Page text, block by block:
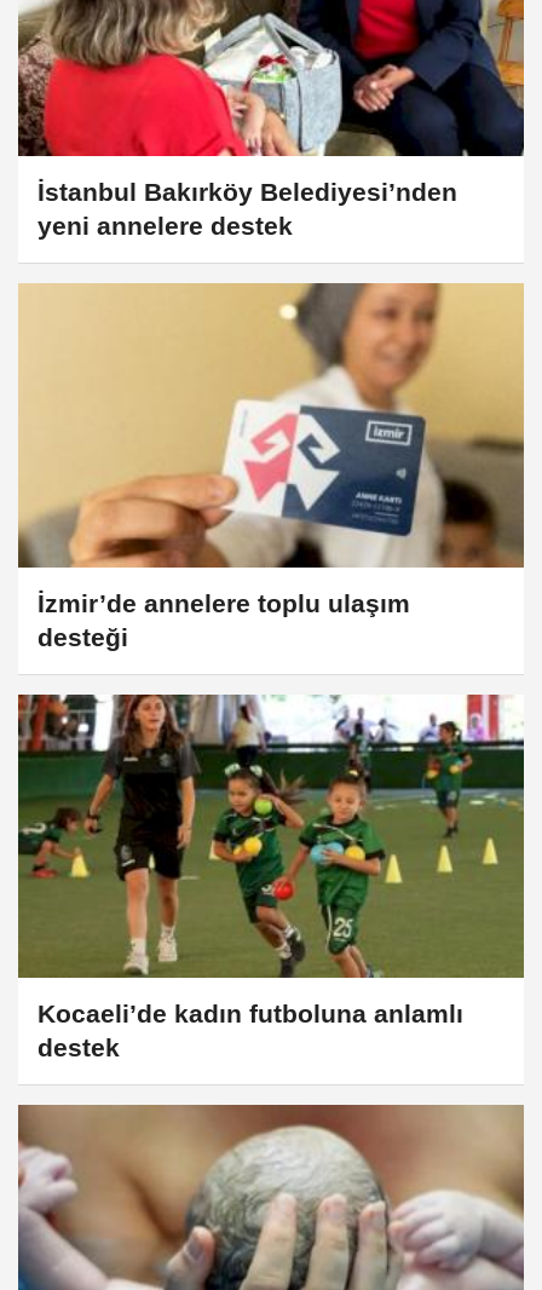
İstanbul Bakırköy Belediyesi’nden
yeni annelere destek
İzmir’de annelere toplu ulaşım
desteği
Kocaeli’de kadın futboluna anlamlı
destek